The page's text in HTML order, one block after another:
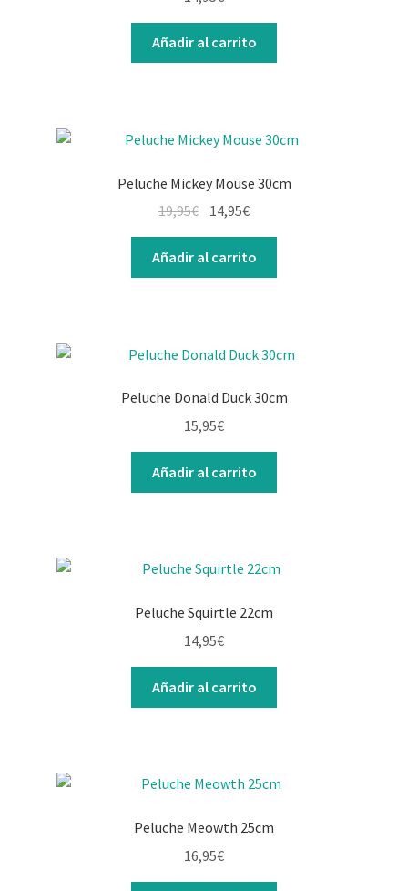
Añadir al carrito
Peluche Mickey Mouse 30cm
19,95€ El
precio
original
era:
14,95€El
precio
actual
es:
Añadir al carrito
Peluche Donald Duck 30cm
15,95€
Añadir al carrito
Peluche Squirtle 22cm
14,95€
Añadir al carrito
Peluche Meowth 25cm
16,95€